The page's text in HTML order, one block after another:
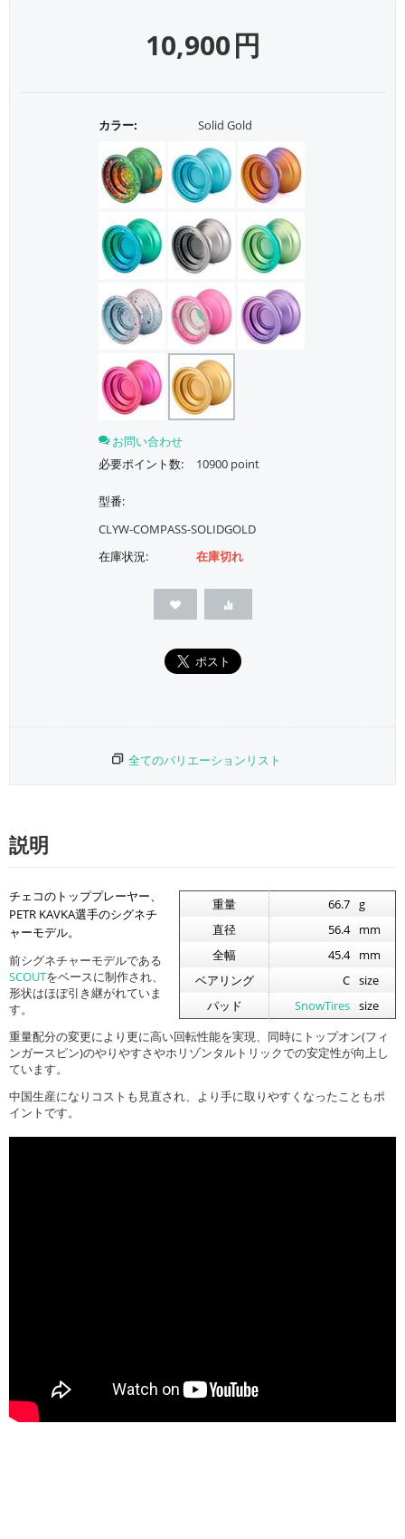
10,900円
カラー: Solid Gold
お問い合わせ
必要ポイント数:
10900 point
型番:
CLYW-COMPASS-SOLIDGOLD
在庫状況:
在庫切れ
全てのバリエーションリスト
説明
重量 66.7 g
直径
56.4
mm
全幅
45.4
mm
ベアリング
C size
パッド
SnowTires size
チェコのトッププレーヤー、
PETR KAVKA選手のシグネチ
ャーモデル。
前シグネチャーモデルである
SCOUTをベースに制作され、
形状はほぼ引き継がれていま
す。
重量配分の変更により更に高い回転性能を実現、同時にトップオン(フィ
ンガースピン)のやりやすさやホリゾンタルトリックでの安定性が向上し
ています。
中国生産になりコストも見直され、より手に取りやすくなったこともポ
イントです。